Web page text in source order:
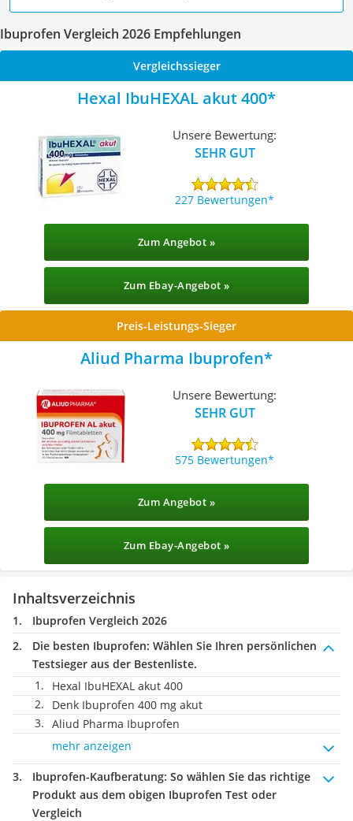
Ibuprofen Vergleich 2026 Empfehlungen
Vergleichssieger
Hexal IbuHEXAL akut 400
Unsere Bewertung:
SEHR GUT
227 Bewertungen
Zum Angebot »
Zum Ebay-Angebot »
Preis-Leistungs-Sieger
Aliud Pharma Ibuprofen
Unsere Bewertung:
SEHR GUT
575 Bewertungen
Zum Angebot »
Zum Ebay-Angebot »
Inhaltsverzeichnis
Ibuprofen Vergleich 2026
Die besten Ibuprofen: Wählen Sie Ihren persönlichen
Testsieger aus der Bestenliste.
Hexal IbuHEXAL akut 400
Denk Ibuprofen 400 mg akut
Aliud Pharma Ibuprofen
mehr anzeigen
Ibuprofen-Kaufberatung: So wählen Sie das richtige
Produkt aus dem obigen Ibuprofen Test oder
Vergleich